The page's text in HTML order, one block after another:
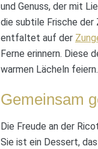
und Genuss, der mit
die subtile Frische der
entfaltet auf der
Ferne erinnern. Diese
warmen Lächeln feiern.
Gemeinsam
Die Freude an der
Sie ist ein Dessert,